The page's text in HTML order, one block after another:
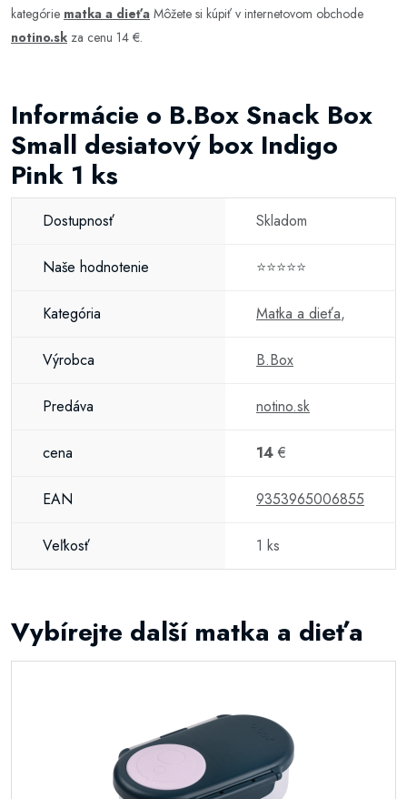
kategórie matka a dieťa Môžete si kúpiť v internetovom obchode
notino.sk za cenu 14 €.
Informácie o B.Box Snack Box
Small desiatový box Indigo
Pink 1 ks
Dostupnosť Skladom
Naše hodnotenie ⭐⭐⭐⭐⭐
Kategória Matka a dieťa,
Výrobca B.Box
Predáva notino.sk
cena 14 €
EAN 9353965006855
Veľkosť 1 ks
Vybírejte další matka a dieťa